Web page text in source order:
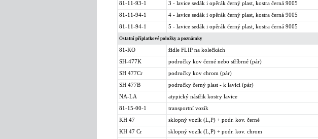
81-11-93-1 3 - lavice sedák i opěrák černý plast, kostra černá 9005
81-11-94-1 4 - lavice sedák i opěrák černý plast, kostra černá 9005
81-11-94-1 5 - lavice sedák i opěrák černý plast, kostra černá 9005
Ostatní příplatkové položky a poznámky
81-KO židle FLIP na kolečkách
SH-477K područky kov černé nebo stříbrné (pár)
SH 477Cr područky kov chrom (pár)
SH 477B područky černý plast - k lavici (pár)
NA-LA atypický nástřik kostry lavice
81-15-00-1 transportní vozík
KH 47 sklopný vozík (L,P) + podr. kov. černé
KH 47 Cr sklopný vozík (L,P) + podr. kov. chrom